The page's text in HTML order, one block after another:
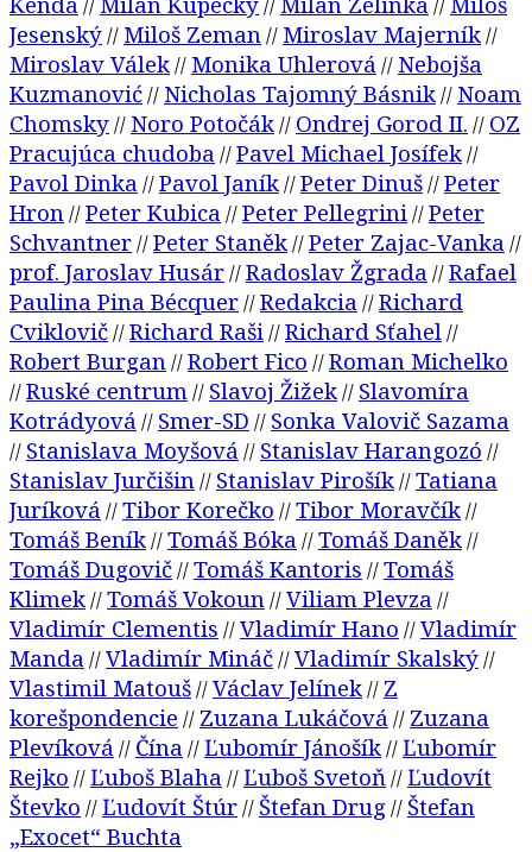
// // //
Jesenský// Miloš Zeman // Miroslav Majerník//
Miroslav Válek// Monika Uhlerová // Nebojša
Kuzmanović// Nicholas Tajomný Básnik// Noam
Chomsky// Noro Potočák// Ondrej Gorod II. // OZ
Pracujúca chudoba //Pavel Michael Josífek//
Pavol Dinka //Pavol Janík//Peter Dinuš//Peter
Hron //Peter Kubica //Peter Pellegrini //Peter
Schvantner//Peter Staněk//Peter Zajac-Vanka //
prof. Jaroslav Husár//Radoslav Žgrada //Rafael
Paulina Pina Bécquer//Redakcia //Richard
Cviklovič//Richard Raši //Richard Sťahel //
Robert Burgan //Robert Fico //Roman Michelko
//Ruské centrum // Slavoj Žižek// Slavomíra
Kotrádyová // Smer-SD // Sonka Valovič Sazama
// Stanislava Moyšová // Stanislav Harangozó //
Stanislav Jurčišin // Stanislav Pirošík//Tatiana
Juríková //Tibor Korečko //Tibor Moravčík//
Tomáš Beník//Tomáš Bóka //Tomáš Daněk//
Tomáš Dugovič//Tomáš Kantoris //Tomáš
Klimek//Tomáš Vokoun //Viliam Plevza //
Vladimír Clementis //Vladimír Hano //Vladimír
Manda //Vladimír Mináč//Vladimír Skalský//
Vlastimil Matouš//Václav Jelínek// Z
korešpondencie // Zuzana Lukáčová // Zuzana
Plevíková // Čína //Ľubomír Jánošík//Ľubomír
Rejko //Ľuboš Blaha //Ľuboš Svetoň //Ľudovít
Števko //Ľudovít Štúr// Štefan Drug// Štefan
„Exocet“ Buchta